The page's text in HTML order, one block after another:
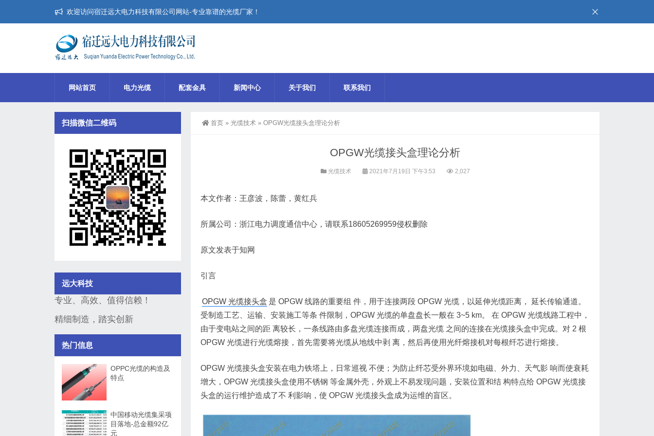
欢迎访问宿迁远大电力科技有限公司网站-专业靠谱的光缆厂家！
网站首页 电力光缆 配套金具 新闻中心 关于我们 联系我们
首页 » 光缆技术 » OPGW光缆接头盒理论分析
OPGW光缆接头盒理论分析
光缆技术 2021年7月19日 下午3:53 2,027
本文作者：王彦波，陈蕾，黄红兵
所属公司：浙江电力调度通信中心，请联系18605269959侵权删除
原文发表于知网
引言
OPGW 光缆接头盒 是 OPGW 线路的重要组 件，用于连接两段 OPGW 光缆，以延伸光缆距离， 延长传输通道。
受制造工艺、运输、安装施工等条 件限制，OPGW 光缆的单盘盘长一般在 3~5 km。 在 OPGW 光缆线路工程中，
由于变电站之间的距 离较长，一条线路由多盘光缆连接而成，两盘光缆 之间的连接在光缆接头盒中完成。对 2 根
OPGW 光缆进行光缆熔接，首先需要将光缆从地线中剥 离，然后再使用光纤熔接机对每根纤芯进行熔接。
OPGW 光缆接头盒安装在电力铁塔上，日常巡视 不便；为防止纤芯受外界环境如电磁、外力、天气影 响而使衰耗
增大，OPGW 光缆接头盒使用不锈钢 等金属外壳，外观上不易发现问题，安装位置和结 构特点给 OPGW 光缆接
头盒的运行维护造成了不 利影响，使 OPGW 光缆接头盒成为运维的盲区。
扫描微信二维码
远大科技
专业、高效、值得信赖！
精细制造，踏实创新
热门信息
OPPC光缆的构造及
特点
中国移动光缆集采项
目落地-总金额92亿
元